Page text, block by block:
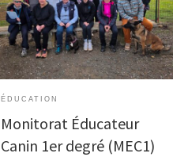
ÉDUCATION
Monitorat Éducateur
Canin 1er degré (MEC1)